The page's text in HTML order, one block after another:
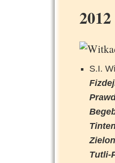
2012
S.I.
Tutli-